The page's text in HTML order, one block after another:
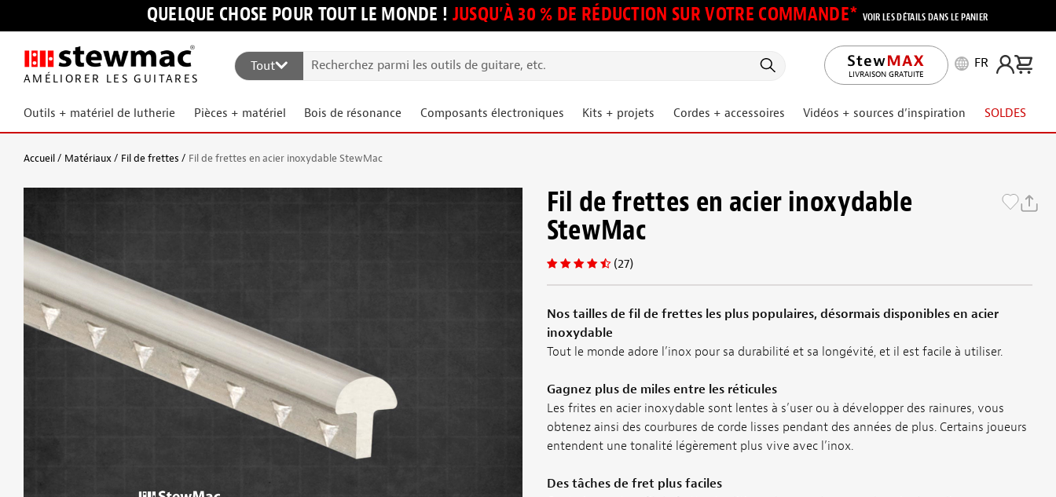
QUELQUE CHOSE POUR TOUT LE MONDE ! JUSQU’À 30 % DE RÉDUCTION SUR VOTRE COMMANDE* VOIR LES DÉTAILS DANS LE PANIER
AMÉLIORER LES GUITARES
Tout
LIVRAISON GRATUITE
FR
Outils + matériel de lutherie Pièces + matériel Bois de résonance Composants électroniques Kits + projets Cordes + accessoires Vidéos + sources d’inspiration SOLDES
Accueil Matériaux Fil de frettes Fil de frettes en acier inoxydable StewMac
Fil de frettes en acier inoxydable
StewMac
(27)
Nos tailles de fil de frettes les plus populaires, désormais disponibles en acier
inoxydable
Tout le monde adore l’inox pour sa durabilité et sa longévité, et il est facile à utiliser.
Gagnez plus de miles entre les réticules
Les frites en acier inoxydable sont lentes à s’user ou à développer des rainures, vous
obtenez ainsi des courbures de corde lisses pendant des années de plus. Certains joueurs
entendent une tonalité légèrement plus vive avec l’inox.
Des tâches de fret plus faciles